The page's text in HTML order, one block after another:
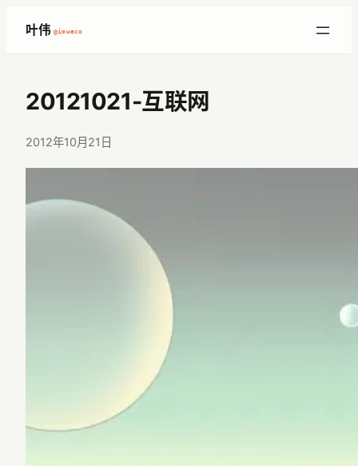
内
叶伟 @imwaco
20121021-互联网
2012年10月21日